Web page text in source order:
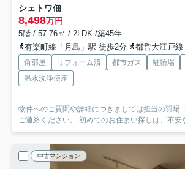
シェトワ佃
8,498万円
5階 / 57.76㎡ / 2LDK /築45年
有楽町線「月島」駅 徒歩2分
都営大江戸線「
角部屋 リフォーム済 都市ガス 駐輪場
温水洗浄便座
物件へのご質問や詳細につきましては担当の羽場
ご連絡ください。 初めてのお住まい探しは、
中古マンション